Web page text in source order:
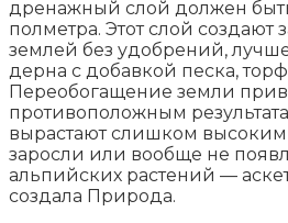
дренажный слой должен
полметра. Этот слой создают
землей без удобрений,
дерна с добавкой песка,
Переобогащение земли
противоположным
вырастают слишком
заросли или вообще не
альпийских растений —
создала Природа.